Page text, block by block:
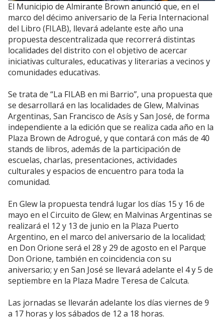
El Municipio de Almirante Brown anunció que, en el
marco del décimo aniversario de la Feria Internacional
del Libro (FILAB), llevará adelante este año una
propuesta descentralizada que recorrerá distintas
localidades del distrito con el objetivo de acercar
iniciativas culturales, educativas y literarias a vecinos y
comunidades educativas.
Se trata de “La FILAB en mi Barrio”, una propuesta que
se desarrollará en las localidades de Glew, Malvinas
Argentinas, San Francisco de Asís y San José, de forma
independiente a la edición que se realiza cada año en la
Plaza Brown de Adrogué, y que contará con más de 40
stands de libros, además de la participación de
escuelas, charlas, presentaciones, actividades
culturales y espacios de encuentro para toda la
comunidad.
En Glew la propuesta tendrá lugar los días 15 y 16 de
mayo en el Circuito de Glew; en Malvinas Argentinas se
realizará el 12 y 13 de junio en la Plaza Puerto
Argentino, en el marco del aniversario de la localidad;
en Don Orione será el 28 y 29 de agosto en el Parque
Don Orione, también en coincidencia con su
aniversario; y en San José se llevará adelante el 4 y 5 de
septiembre en la Plaza Madre Teresa de Calcuta.
Las jornadas se llevarán adelante los días viernes de 9
a 17 horas y los sábados de 12 a 18 horas.